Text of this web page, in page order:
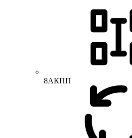
8АКПП